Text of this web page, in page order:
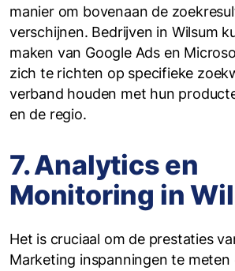
manier om bovenaan de
verschijnen. Bedrijven in Wilsum
maken van Google Ads en
zich te richten op specifieke
verband houden met hun
en de regio.
7. Analytics en
Monitoring in
Het is cruciaal om de prestaties
Marketing inspanningen te meten